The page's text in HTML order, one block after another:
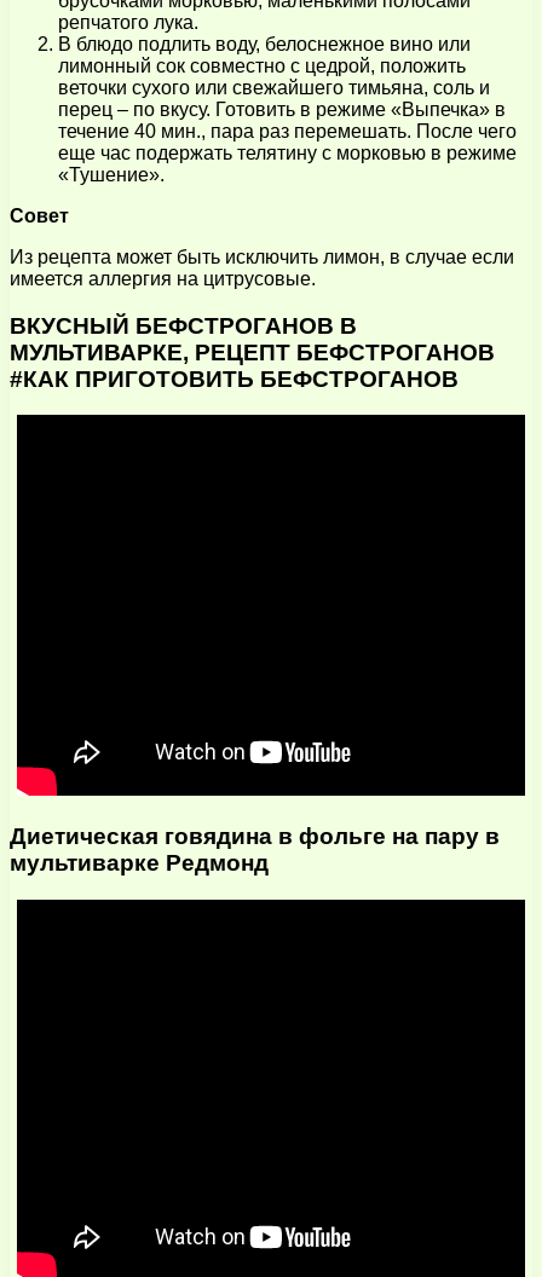
репчатого лука.
В блюдо подлить воду, белоснежное вино или
лимонный сок совместно с цедрой, положить
веточки сухого или свежайшего тимьяна, соль и
перец – по вкусу. Готовить в режиме «Выпечка» в
течение 40 мин., пара раз перемешать. После чего
еще час подержать телятину с морковью в режиме
«Тушение».
Совет
Из рецепта может быть исключить лимон, в случае если
имеется аллергия на цитрусовые.
ВКУСНЫЙ БЕФСТРОГАНОВ В
МУЛЬТИВАРКЕ, РЕЦЕПТ БЕФСТРОГАНОВ
#КАК ПРИГОТОВИТЬ БЕФСТРОГАНОВ
Диетическая говядина в фольге на пару в
мультиварке Редмонд